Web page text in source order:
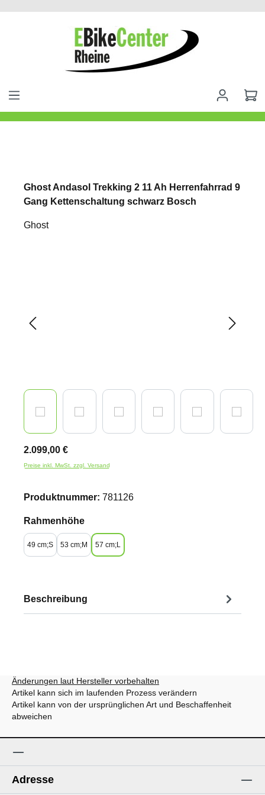
springen
Ghost Andasol Trekking 2 11 Ah Herrenfahrrad 9
Gang Kettenschaltung schwarz Bosch
Ghost
2.099,00 €
Preise inkl. MwSt. zzgl. Versand
Produktnummer: 781126
Rahmenhöheauswählen
49 cm;S 53 cm;M 57 cm;L
Beschreibung
Änderungen laut Hersteller vorbehalten
Artikel kann sich im laufenden Prozess verändern
Artikel kann von der ursprünglichen Art und Beschaffenheit
abweichen
Adresse